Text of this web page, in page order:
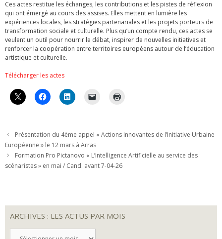
Ces actes restitue les échanges, les contributions et les pistes de réflexion
qui ont émergé au cours des assises. Elles mettent en lumière les
expériences locales, les stratégies partenariales et les projets porteurs de
transformation sociale et culturelle. Plus qu’un compte rendu, ces actes se
veulent un outil pour nourrir le débat, inspirer de nouvelles initiatives et
renforcer la coopération entre territoires européens autour de l’éducation
artistique et culturelle.
Télécharger les actes
Présentation du 4ème appel « Actions Innovantes de l’Initiative Urbaine
Européenne » le 12 mars à Arras
Formation Pro Pictanovo « L’Intelligence Artificielle au service des
scénaristes » en mai / Cand. avant 7-04-26
ARCHIVES : LES ACTUS PAR MOIS